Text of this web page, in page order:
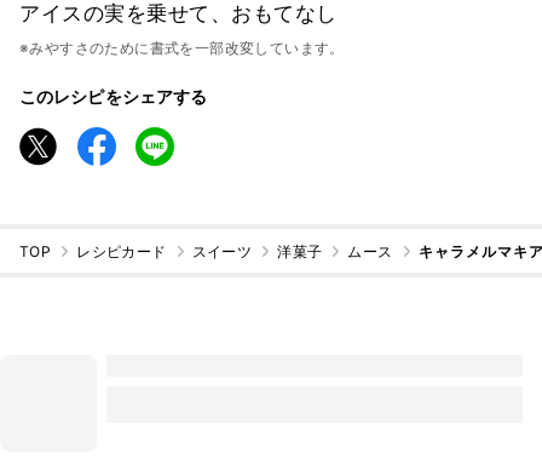
アイスの実を乗せて、おもてなし
※みやすさのために書式を一部改変しています。
このレシピをシェアする
TOP レシピカード スイーツ 洋菓子 ムース キャラメルマキ